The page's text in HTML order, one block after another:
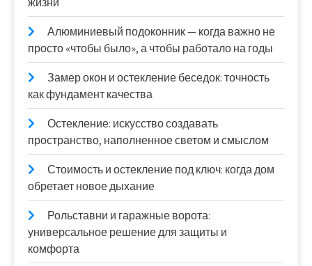
Алюминиевый подоконник — когда важно не
просто «чтобы было», а чтобы работало на годы
Замер окон и остекление беседок: точность
как фундамент качества
Остекление: искусство создавать
пространство, наполненное светом и смыслом
Стоимость и остекление под ключ: когда дом
обретает новое дыхание
Рольставни и гаражные ворота:
универсальное решение для защиты и
комфорта